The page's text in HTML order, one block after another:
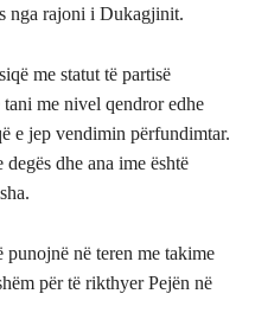
nga rajoni i Dukagjinit.
me statut të partisë
me nivel qendror edhe
e jep vendimin përfundimtar.
dhe ana ime është
punojnë në teren me takime
për të rikthyer Pejën në